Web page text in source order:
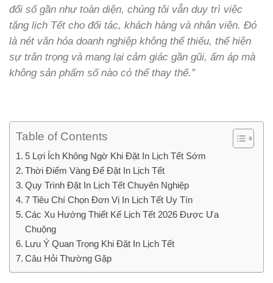
đổi số gần như toàn diện, chúng tôi vẫn duy trì việc
tặng lịch Tết cho đối tác, khách hàng và nhân viên. Đó
là nét văn hóa doanh nghiệp không thể thiếu, thể hiện
sự trân trọng và mang lại cảm giác gần gũi, ấm áp mà
không sản phẩm số nào có thể thay thế.”
Table of Contents
5 Lợi Ích Không Ngờ Khi Đặt In Lịch Tết Sớm
Thời Điểm Vàng Để Đặt In Lịch Tết
Quy Trình Đặt In Lịch Tết Chuyên Nghiệp
7 Tiêu Chí Chọn Đơn Vị In Lịch Tết Uy Tín
Các Xu Hướng Thiết Kế Lịch Tết 2026 Được Ưa
Chuộng
Lưu Ý Quan Trọng Khi Đặt In Lịch Tết
Câu Hỏi Thường Gặp